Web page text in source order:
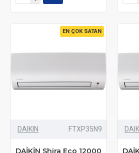
EN ÇOK SATAN
DAIKIN FTXP35N9
DAİKİN Shira Eco 12000